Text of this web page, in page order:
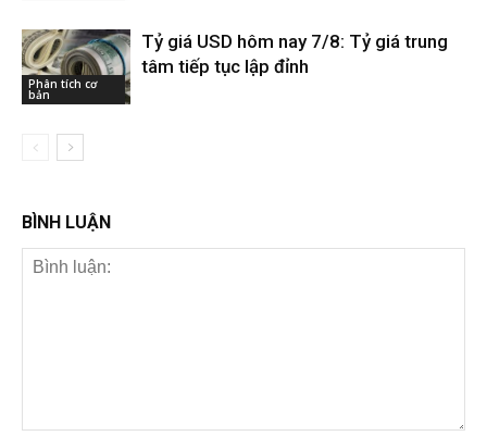
Phân tích cơ
bản
Tỷ giá USD hôm nay 7/8: Tỷ giá trung
tâm tiếp tục lập đỉnh
BÌNH LUẬN